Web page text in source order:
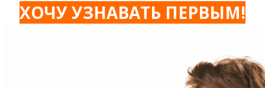
ХОЧУ УЗНАВАТЬ ПЕРВЫМ!